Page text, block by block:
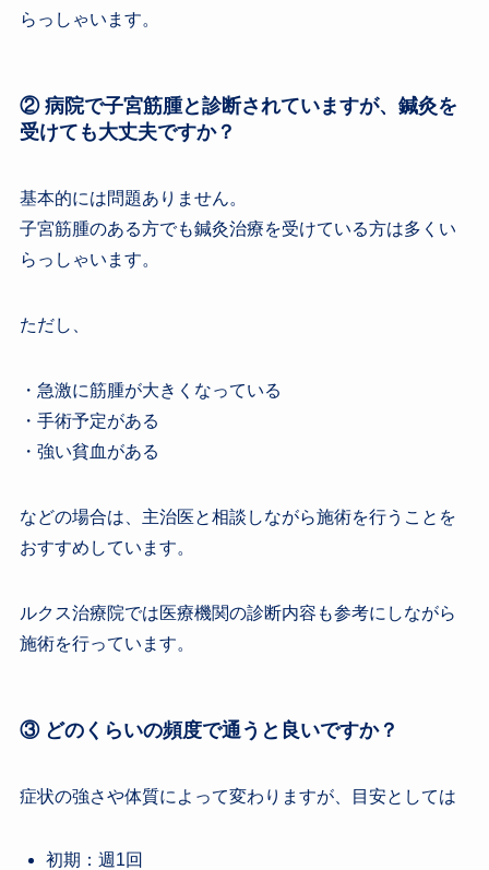
らっしゃいます。
② 病院で子宮筋腫と診断されていますが、鍼灸を
受けても大丈夫ですか？
基本的には問題ありません。
子宮筋腫のある方でも鍼灸治療を受けている方は多くい
らっしゃいます。
ただし、
・急激に筋腫が大きくなっている
・手術予定がある
・強い貧血がある
などの場合は、主治医と相談しながら施術を行うことを
おすすめしています。
ルクス治療院では医療機関の診断内容も参考にしながら
施術を行っています。
③ どのくらいの頻度で通うと良いですか？
症状の強さや体質によって変わりますが、目安としては
初期：週1回